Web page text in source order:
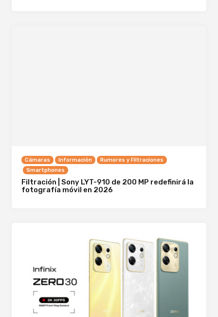
Cámaras Información
Rumores y Filtraciones
Smartphones
Filtración | Sony LYT-910 de 200 MP redefinirá la
fotografía móvil en 2026